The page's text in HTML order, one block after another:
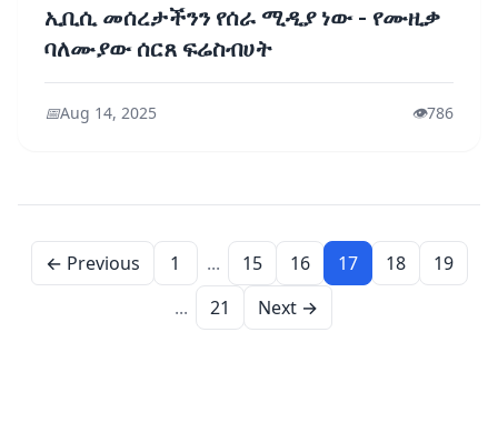
ኢቢሲ መሰረታችንን የሰራ ሚዲያ ነው - የሙዚቃ
ባለሙያው ሰርጸ ፍሬስብሀት
📅Aug 14, 2025 👁️786
← Previous 1 ... 15 16 17 18
19
...
21 Next →